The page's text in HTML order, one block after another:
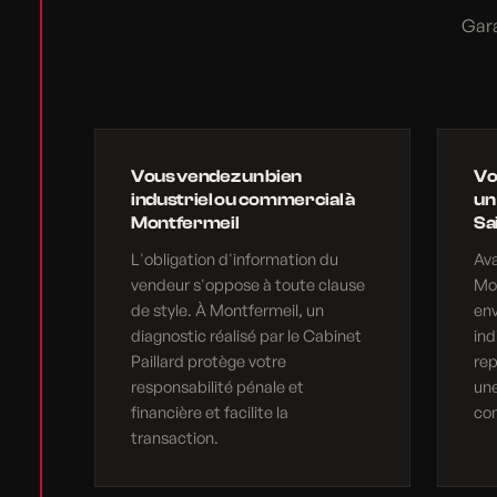
Vous vendez un bien
industriel ou commercial à
Montfermeil
L'obligation d'information du
vendeur s'oppose à toute clause
de style. À Montfermeil, un
diagnostic réalisé par le Cabinet
Paillard protège votre
responsabilité pénale et
financière et facilite la
transaction.